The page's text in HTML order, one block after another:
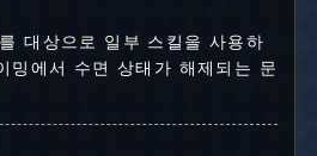
대상으로 일부 스킬을 사용하
밍에서 수면 상태가 해제되는 문